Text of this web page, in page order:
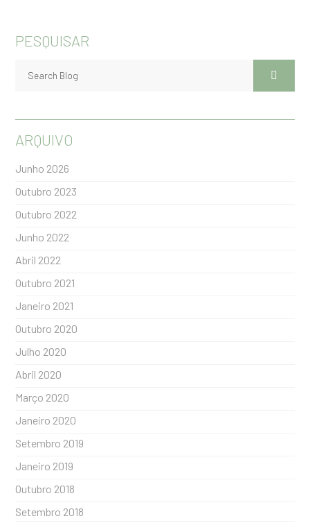
PESQUISAR
ARQUIVO
Junho 2026
Outubro 2023
Outubro 2022
Junho 2022
Abril 2022
Outubro 2021
Janeiro 2021
Outubro 2020
Julho 2020
Abril 2020
Março 2020
Janeiro 2020
Setembro 2019
Janeiro 2019
Outubro 2018
Setembro 2018